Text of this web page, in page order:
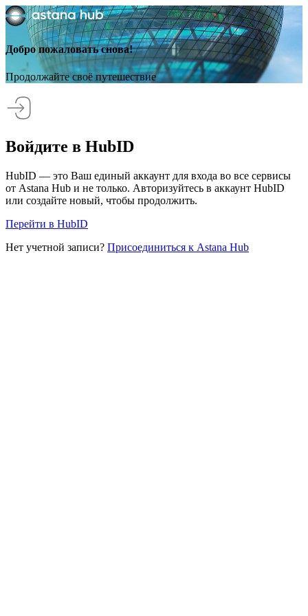
Добро пожаловать снова!
Продолжайте своё путешествие
Войдите в HubID
HubID — это Ваш единый аккаунт для входа во все сервисы
от Astana Hub и не только. Авторизуйтесь в аккаунт HubID
или создайте новый, чтобы продолжить.
Перейти в HubID
Нет учетной записи? Присоединиться к Astana Hub